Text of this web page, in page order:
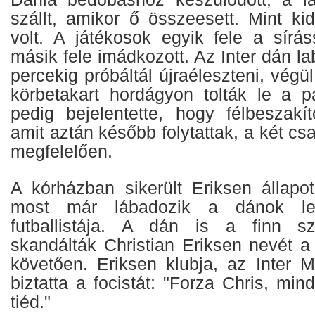
szállt, amikor ő összeesett. Mint
volt. A játékosok egyik fele a
másik fele imádkozott. Az Inter dán
percekig próbáltál újraéleszteni,
körbetakart hordágyon tolták le a
pedig bejelentette, hogy
amit aztán később folytattak, a két
megfelelően.
A kórházban sikerült Eriksen
most már lábadozik a dánok
futballistája. A dán is a finn
skandálták Christian Eriksen nevét
követően. Eriksen klubja, az Inter
biztatta a focistát: "Forza Chris,
tiéd."